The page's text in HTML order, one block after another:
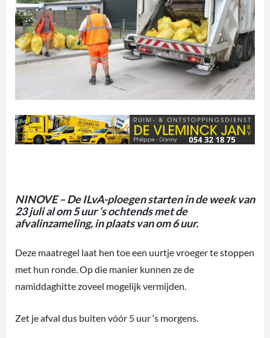
NINOVE – De ILvA-ploegen starten in de week van
23 juli al om 5 uur ‘s ochtends met de
afvalinzameling, in plaats van om 6 uur.
Deze maatregel laat hen toe een uurtje vroeger te stoppen
met hun ronde. Op die manier kunnen ze de
namiddaghitte zoveel mogelijk vermijden.
Zet je afval dus buiten vóór 5 uur ‘s morgens.